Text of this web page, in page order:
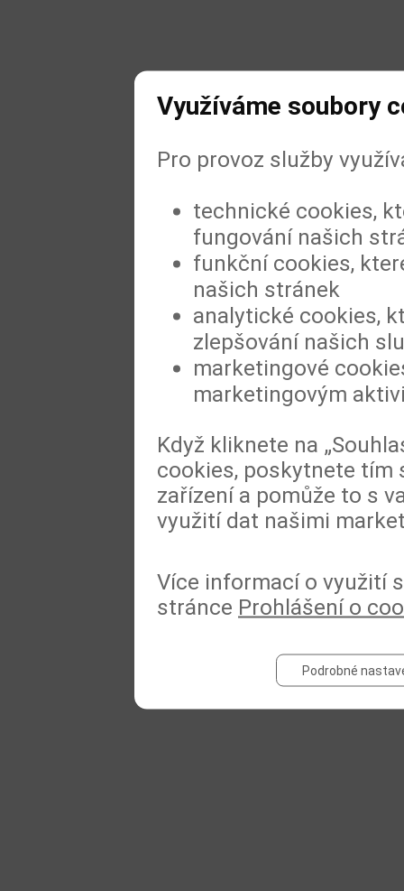
Využíváme soubory
Pro provoz služby
technické cookies,
fungování našich
funkční cookies,
našich stránek
analytické cookies,
zlepšování našich
marketingové
marketingovým
Když kliknete na
cookies, poskytnete tím
zařízení a pomůže to s
využití dat našimi
Více informací o využití
stránce Prohlášení o
Podrobné